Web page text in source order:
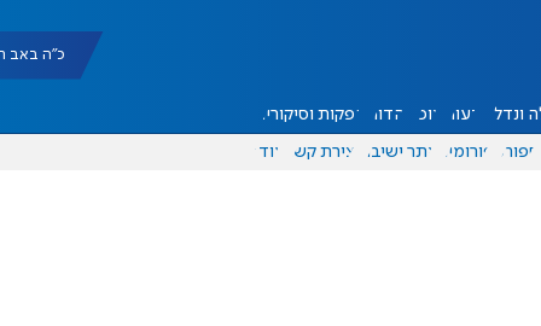
כ"ה באב תשפ"ו
ונדל"ן דעות אוכל יהדות הפקות וסיקורים
ספורט פורומים אתר ישיבה יצירת קשר עוד